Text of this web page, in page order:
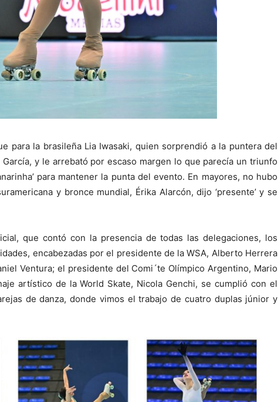
para la brasileña Lia Iwasaki, quien sorprendió a la puntera del
García, y le arrebató por escaso margen lo que parecía un triunfo
para mantener la punta del evento. En mayores, no hubo
y bronce mundial, Érika Alarcón, dijo ‘presente’ y se
que contó con la presencia de todas las delegaciones, los
encabezadas por el presidente de la WSA, Alberto Herrera
Ventura; el presidente del Comi´te Olímpico Argentino, Mario
artístico de la World Skate, Nicola Genchi, se cumplió con el
de danza, donde vimos el trabajo de cuatro duplas júnior y